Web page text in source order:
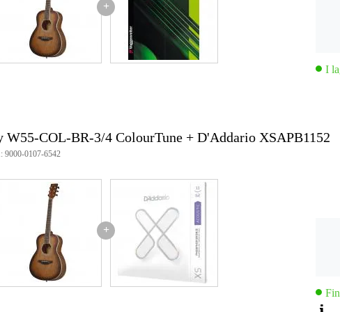
Fazley western-gitarr
modell: W55 3/4
serie: ColourTune
kropp
storlek: 3/4 storlek
material: okoume
finish: sidenglans (matt)
profil: C
greppbrädesradie: 12 tum
bindning: vit
antal frets: 21
muttermaterial: ABS
mutterbredd: 43 mm
Hårdvara
finish beslag: kromad
stämskruvar: gjutna
+
I
W55-COL-BR-3/4 ColourTune + D'Addario XSAPB1152
9000-0107-6542
+